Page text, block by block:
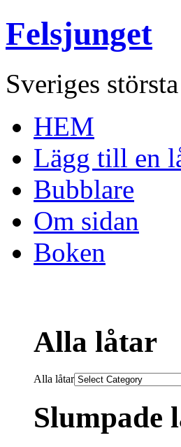
Felsjunget
Sveriges
HEM
Lägg till en
Bubblare
Om sidan
Boken
Alla låtar
Alla låtar
Slumpade